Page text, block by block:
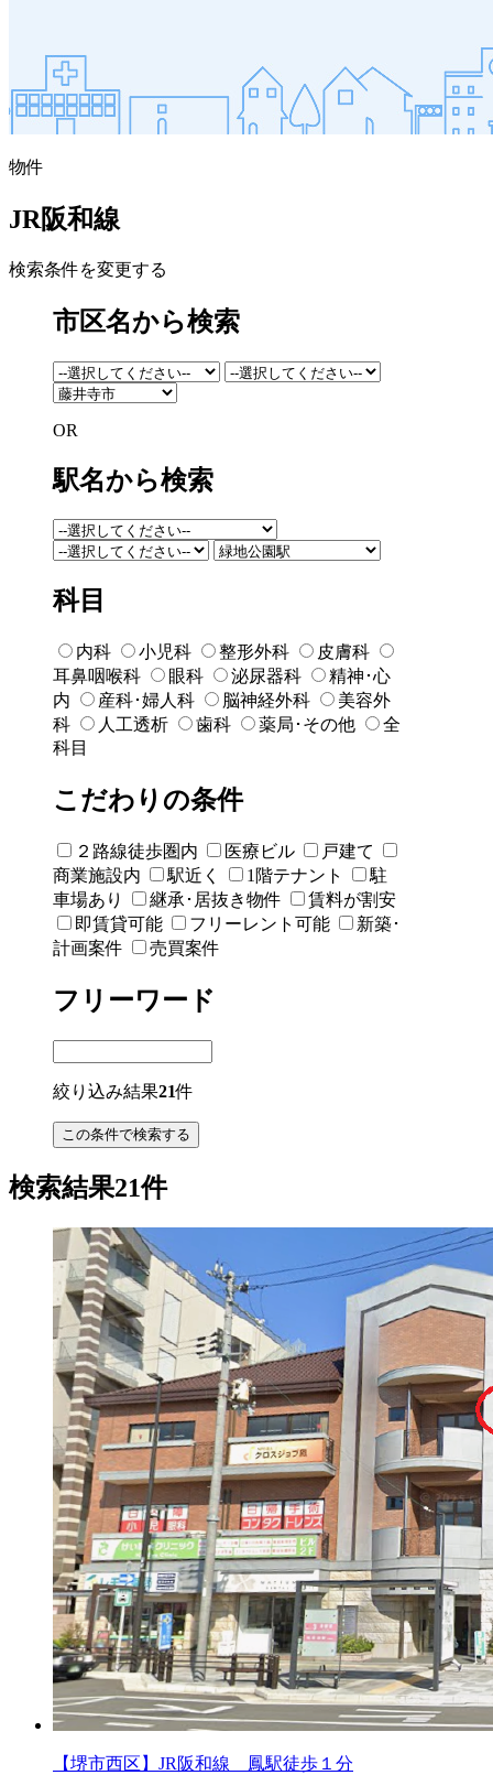
物件
JR阪和線
検索条件を変更する
市区名から検索
OR
駅名から検索
科目
内科 小児科 整形外科
皮膚科
耳鼻咽喉科
眼科 泌尿器科
精神･心
内
産科･婦人科 脳神経外科
美容外
科
人工透析 歯科 薬局･その他
全
科目
こだわりの条件
２路線徒歩圏内 医療ビル
戸建て
商業施設内
駅近く 1階テナント
駐
車場あり
継承･居抜き物件
賃料が割安
即賃貸可能
フリーレント可能
新築･
計画案件
売買案件
フリーワード
絞り込み結果21件
検索結果21件
【堺市西区】JR阪和線 鳳駅徒歩１分